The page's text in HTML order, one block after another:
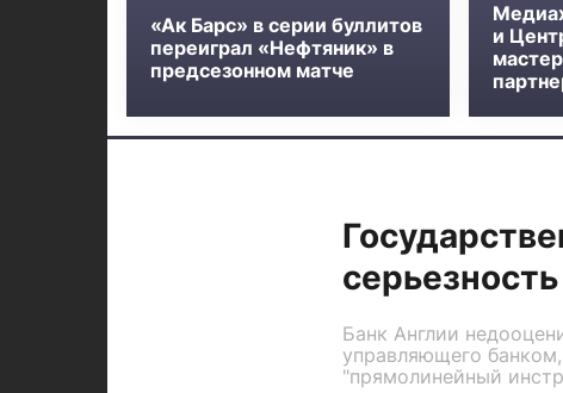
«Ак Барс» в серии буллитов
переиграл «Нефтяник» в
предсезонном матче
и
Банк Англии
управляющего
"прямолинейный